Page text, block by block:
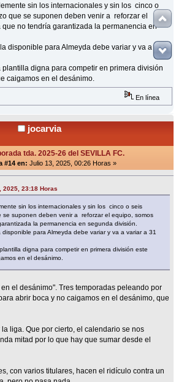
sin los internacionales y sin los cinco o
que se suponen deben venir a reforzar el
no tendría garantizada la permanencia en
disponible para Almeyda debe variar y va a
digna para competir en primera división
caigamos en el desánimo.
En línea
jocarvia
tda. 2025-26 del SEVILLA FC.
#14 en: Julio 13, 2025, 00:26 Horas »
23:18 Horas
sin los internacionales y sin los cinco o seis
se suponen deben venir a reforzar el equipo, somos
la permanencia en segunda división.
para Almeyda debe variar y va a variar a 31
digna para competir en primera división este
en el desánimo.
el desánimo". Tres temporadas peleando por
abrir boca y no caigamos en el desánimo, que
liga. Que por cierto, el calendario se nos
mitad por lo que hay que sumar desde el
con varios titulares, hacen el ridículo contra un